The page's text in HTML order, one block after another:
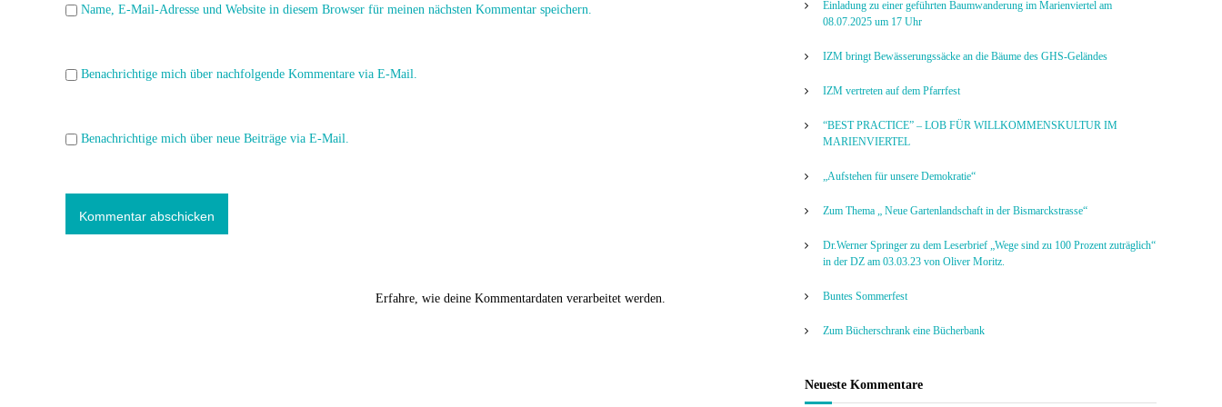
o Name, E-Mail-Adresse und Website in diesem Browser für meinen nächsten Kommentar speichern.
Benachrichtige mich über nachfolgende Kommentare via E-Mail.
Benachrichtige mich über neue Beiträge via E-Mail.
Erfahre, wie deine Kommentardaten verarbeitet werden.
Einladung zu einer geführten Baumwanderung im Marienviertel am
08.07.2025 um 17 Uhr
IZM bringt Bewässerungssäcke an die Bäume des GHS-Geländes
IZM vertreten auf dem Pfarrfest
“BEST PRACTICE” – LOB FÜR WILLKOMMENSKULTUR IM
MARIENVIERTEL
„Aufstehen für unsere Demokratie“
Zum Thema „ Neue Gartenlandschaft in der Bismarckstrasse“
Dr.Werner Springer zu dem Leserbrief „Wege sind zu 100 Prozent zuträglich“
in der DZ am 03.03.23 von Oliver Moritz.
Buntes Sommerfest
Zum Bücherschrank eine Bücherbank
Neueste Kommentare